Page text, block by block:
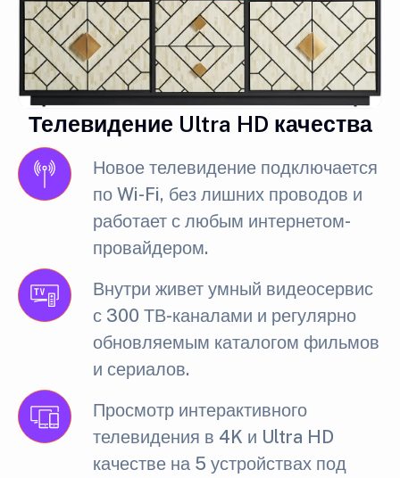
Телевидение Ultra HD качества
Новое телевидение подключается
по Wi-Fi, без лишних проводов и
работает с любым интернетом-
провайдером.
Внутри живет умный видеосервис
с 300 ТВ-каналами и регулярно
обновляемым каталогом фильмов
и сериалов.
Просмотр интерактивного
телевидения в 4K и Ultra HD
качестве на 5 устройствах под